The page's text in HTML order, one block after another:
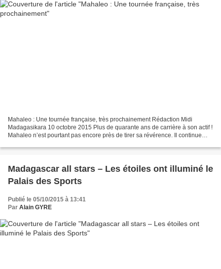
Mahaleo : Une tournée française, très prochainement Rédaction Midi
Madagasikara 10 octobre 2015 Plus de quarante ans de carrière à son actif !
Mahaleo n’est pourtant pas encore près de tirer sa révérence. Il continue
Madagascar all stars – Les étoiles ont illuminé le
Palais des Sports
Publié le 05/10/2015 à 13:41
Par Alain GYRE